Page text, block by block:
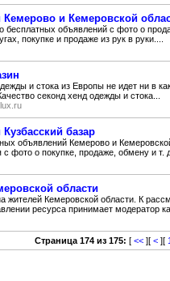
и Кемеровской
бесплатных объявлений с фото о
покупке и продаже из рук в руки....
и стока из Европы не идет ни в
секонд хенд одежды и стока...
базар
объявлений Кемерово и
с фото о покупке, продаже, обмену и т.
области
жителей Кемеровской области. К
ресурса принимает модератор
Страница 174 из 175: [ << ][ < ][